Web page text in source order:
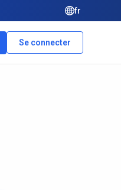
fr
Se connecter